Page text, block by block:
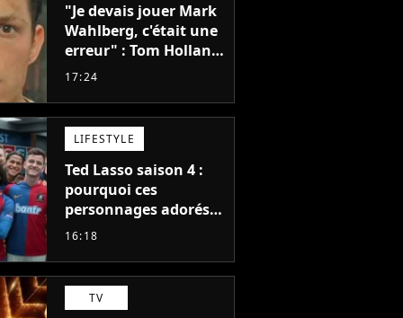
"Je devais jouer Mark
Wahlberg, c'était une
erreur" : Tom Holland,
la star de Spider-Man,
blockbuster
17:24
LIFESTYLE
Ted Lasso saison 4 :
pourquoi ces
personnages adorés
des fans ne sont pas
16:18
TV